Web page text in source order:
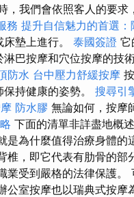
，我們會依照客人的要求
務 提升自信魅力的首選：
墊上進行。 泰國簽證 它
巴按摩和穴位按摩的技
防水 台中壓力舒緩按摩
持健康的姿勢。 搜尋引
防水膠 無論如何，按摩
下面的清單非詳盡地概
為什麼值得治療身體的
，即它代表有肋骨的部
受到嚴格的法律保護。
室按摩也以瑞典式按摩